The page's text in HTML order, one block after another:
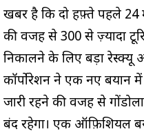
खबर है कि दो हफ़्ते पहले 24
की वजह से 300 से ज़्यादा
निकालने के लिए बड़ा रेस्क्यू
कॉर्पोरेशन ने एक नए
जारी रहने की वजह से
बंद रहेगा। एक ऑफ़िशियल